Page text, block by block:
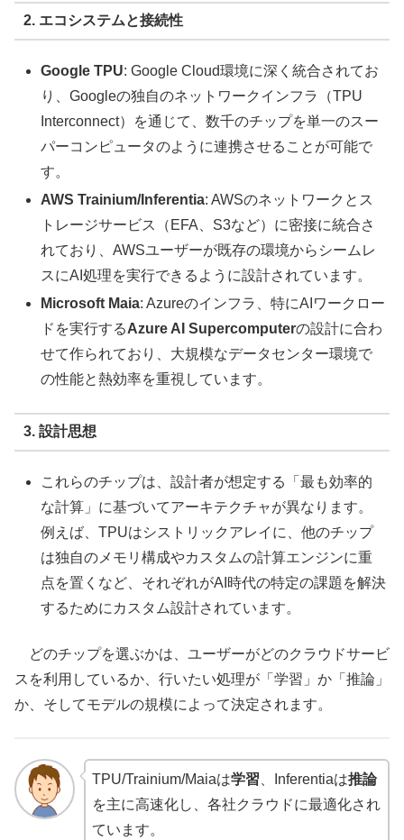
2. エコシステムと接続性
Google TPU: Google Cloud環境に深く統合されてお
り、Googleの独自のネットワークインフラ（TPU
Interconnect）を通じて、数千のチップを単一のスー
パーコンピュータのように連携させることが可能で
す。
AWS Trainium/Inferentia: AWSのネットワークとス
トレージサービス（EFA、S3など）に密接に統合さ
れており、AWSユーザーが既存の環境からシームレ
スにAI処理を実行できるように設計されています。
Microsoft Maia: Azureのインフラ、特にAIワークロー
ドを実行するAzure AI Supercomputerの設計に合わ
せて作られており、大規模なデータセンター環境で
の性能と熱効率を重視しています。
3. 設計思想
これらのチップは、設計者が想定する「最も効率的
な計算」に基づいてアーキテクチャが異なります。
例えば、TPUはシストリックアレイに、他のチップ
は独自のメモリ構成やカスタムの計算エンジンに重
点を置くなど、それぞれがAI時代の特定の課題を解決
するためにカスタム設計されています。
どのチップを選ぶかは、ユーザーがどのクラウドサービ
スを利用しているか、行いたい処理が「学習」か「推論」
か、そしてモデルの規模によって決定されます。
TPU/Trainium/Maiaは学習 、Inferentiaは推論
を主に高速化し、各社クラウドに最適化され
ています。